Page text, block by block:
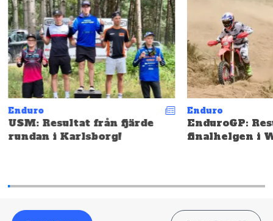
Enduro
USM: Resultat från fjärde
rundan i Karlsborg!
Enduro
EnduroGP:
finalhelgen i